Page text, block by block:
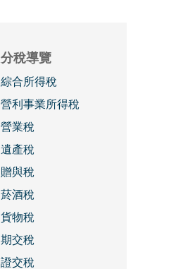
分稅導覽
綜合所得稅
營利事業所得稅
營業稅
遺產稅
贈與稅
菸酒稅
貨物稅
期交稅
證交稅